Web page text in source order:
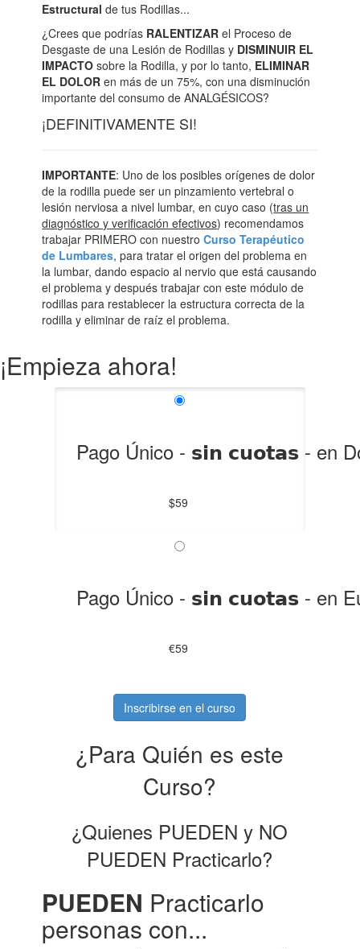
Estructuralde tus Rodillas...
¿Crees que podrías RALENTIZAR el Proceso de
Desgaste de una Lesión de Rodillas y DISMINUIR EL
IMPACTOsobre la Rodilla, y por lo tanto, ELIMINAR
EL DOLORen más de un 75%, con una disminución
importante del consumo de ANALGÉSICOS?
¡DEFINITIVAMENTE SI!
IMPORTANTE: Uno de los posibles orígenes de dolor
de la rodilla puede ser un pinzamiento vertebral o
lesión nerviosa a nivel lumbar, en cuyo caso (tras un
diagnóstico y verificación efectivos) recomendamos
trabajar PRIMERO con nuestroCurso Terapéutico
de Lumbares, para tratar el origen del problema en
la lumbar, dando espacio al nervio que está causando
el problema y después trabajar con este módulo de
rodillas para restablecer la estructura correcta de la
rodilla y eliminar de raíz el problema.
¡Empieza ahora!
Pago Único - 𝘀𝗶𝗻 𝗰𝘂𝗼𝘁𝗮𝘀 - en
$59
Pago Único - 𝘀𝗶𝗻 𝗰𝘂𝗼𝘁𝗮𝘀 - en
€59
Inscribirse en el curso
¿Para Quién es este
Curso?
¿Quienes PUEDEN y NO
PUEDEN Practicarlo?
PUEDEN Practicarlo
personas con...